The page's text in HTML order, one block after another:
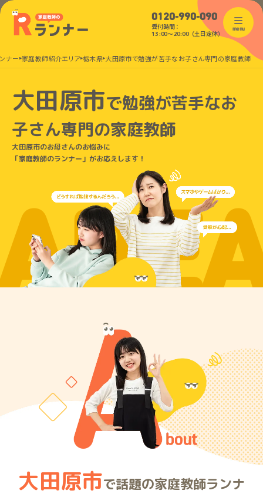
0120-990-090
受付時間：
13:00〜20:00（土日定休）
menu
ナー 家庭教師紹介エリア 栃木県 大田原市で勉強が苦手なお子さん専門の家庭教師
大田原市で勉強が苦手なお
子さん専門の家庭教師
大田原市のお母さんのお悩みに
「家庭教師のランナー」がお応えします！
大田原市で話題の家庭教師ランナ